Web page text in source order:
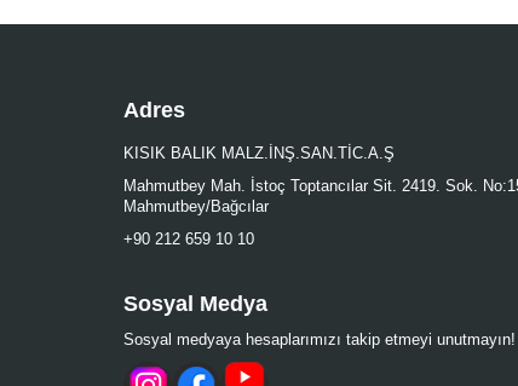
Adres
KISIK BALIK MALZ.İNŞ.SAN.TİC.A.Ş
Mahmutbey Mah. İstoç Toptancılar Sit. 2419. Sok.
Mahmutbey/Bağcılar
+90 212 659 10 10
Sosyal Medya
Sosyal medyaya hesaplarımızı takip etmeyi unutmayın!